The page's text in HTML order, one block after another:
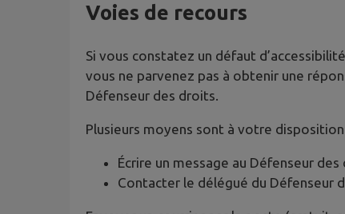
Voies de recours
Si vous constatez un défaut
vous ne parvenez pas à obtenir une
Défenseur des droits.
Plusieurs moyens sont à votre disposition
Écrire un message au Défenseur des
Contacter le délégué du Défenseur